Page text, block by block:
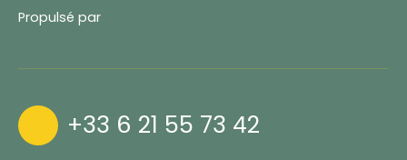
Propulsé par
+33 6 21 55 73 42